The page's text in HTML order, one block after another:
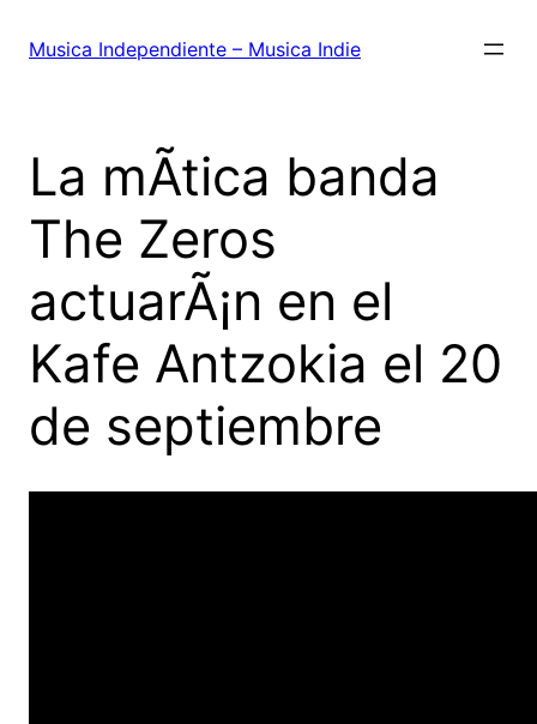
Musica Independiente – Musica Indie
La mÃ­tica banda
The Zeros
actuarÃ¡n en el
Kafe Antzokia el 20
de septiembre